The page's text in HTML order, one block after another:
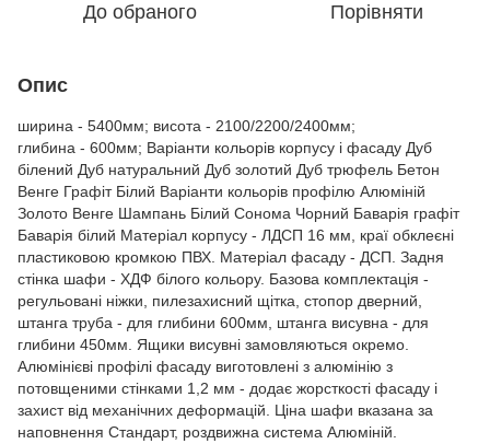
До обраного Порівняти
Опис
ширина - 5400мм; висота - 2100/2200/2400мм;
глибина - 600мм; Варіанти кольорів корпусу і фасаду Дуб
білений Дуб натуральний Дуб золотий Дуб трюфель Бетон
Венге Графіт Білий Варіанти кольорів профілю Алюміній
Золото Венге Шампань Білий Сонома Чорний Баварія графіт
Баварія білий Матеріал корпусу - ЛДСП 16 мм, краї обклеєні
пластиковою кромкою ПВХ. Матеріал фасаду - ДСП. Задня
стінка шафи - ХДФ білого кольору. Базова комплектація -
регульовані ніжки, пилезахисний щітка, стопор дверний,
штанга труба - для глибини 600мм, штанга висувна - для
глибини 450мм. Ящики висувні замовляються окремо.
Алюмінієві профілі фасаду виготовлені з алюмінію з
потовщеними стінками 1,2 мм - додає жорсткості фасаду і
захист від механічних деформацій. Ціна шафи вказана за
наповнення Стандарт, роздвижна система Алюміній.